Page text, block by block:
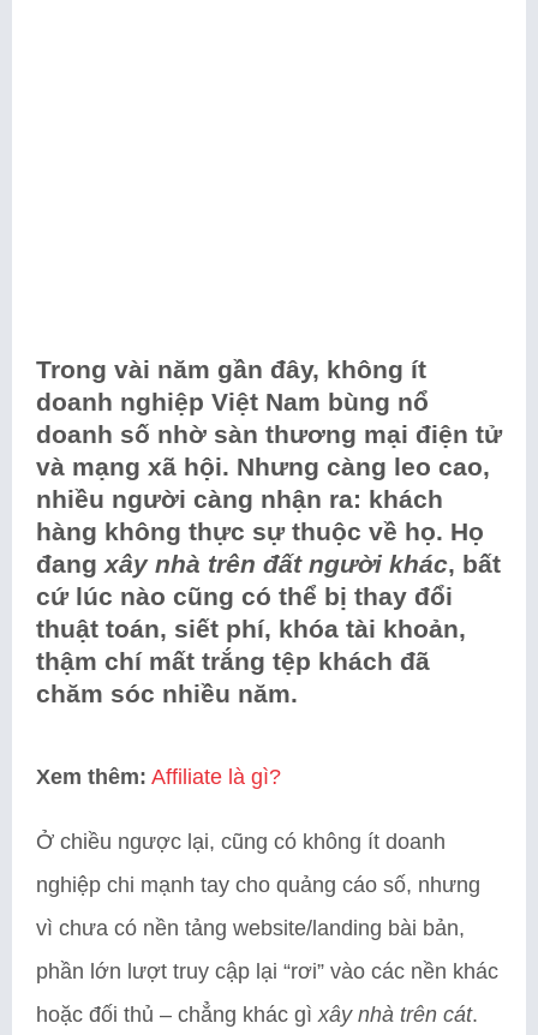
Trong vài năm gần đây, không ít
doanh nghiệp Việt Nam bùng nổ
doanh số nhờ sàn thương mại điện tử
và mạng xã hội. Nhưng càng leo cao,
nhiều người càng nhận ra: khách
hàng không thực sự thuộc về họ. Họ
đang xây nhà trên đất người khác, bất
cứ lúc nào cũng có thể bị thay đổi
thuật toán, siết phí, khóa tài khoản,
thậm chí mất trắng tệp khách đã
chăm sóc nhiều năm.
Xem thêm: Affiliate là gì?
Ở chiều ngược lại, cũng có không ít doanh
nghiệp chi mạnh tay cho quảng cáo số, nhưng
vì chưa có nền tảng website/landing bài bản,
phần lớn lượt truy cập lại “rơi” vào các nền khác
hoặc đối thủ – chẳng khác gì xây nhà trên cát.